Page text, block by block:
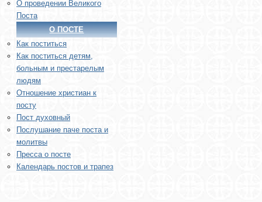
О проведении Великого
Поста
О ПОСТЕ
Как поститься
Как поститься детям,
больным и престарелым
людям
Отношение христиан к
посту
Пост духовный
Послушание паче поста и
молитвы
Пресса о посте
Календарь постов и трапез